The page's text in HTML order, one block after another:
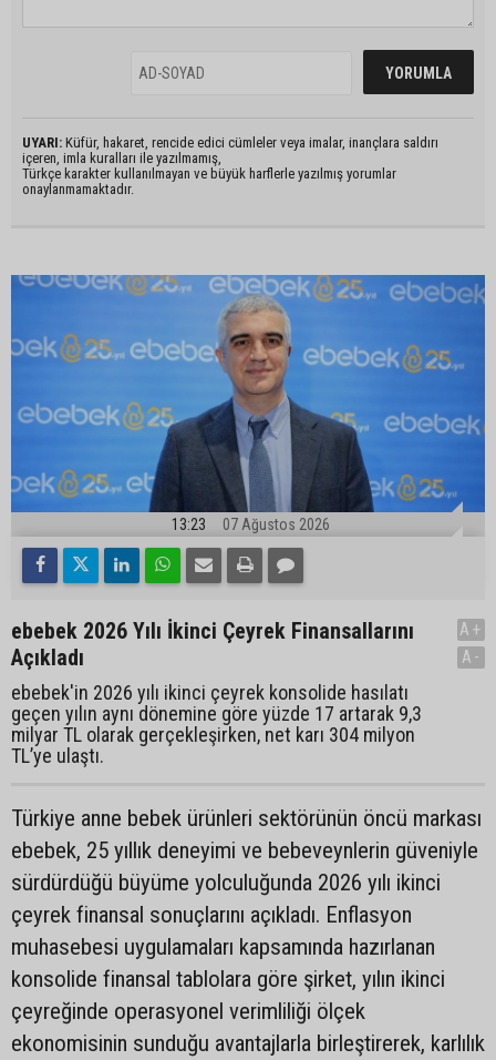
UYARI: Küfür, hakaret, rencide edici cümleler veya imalar, inançlara saldırı
içeren, imla kuralları ile yazılmamış,
Türkçe karakter kullanılmayan ve büyük harflerle yazılmış yorumlar
onaylanmamaktadır.
13:23 07 Ağustos 2026
ebebek 2026 Yılı İkinci Çeyrek Finansallarını
Açıkladı
ebebek'in 2026 yılı ikinci çeyrek konsolide hasılatı
geçen yılın aynı dönemine göre yüzde 17 artarak 9,3
milyar TL olarak gerçekleşirken, net karı 304 milyon
TL’ye ulaştı.
A+
A-
Türkiye anne bebek ürünleri sektörünün öncü markası
ebebek, 25 yıllık deneyimi ve bebeveynlerin güveniyle
sürdürdüğü büyüme yolculuğunda 2026 yılı ikinci
çeyrek finansal sonuçlarını açıkladı. Enflasyon
muhasebesi uygulamaları kapsamında hazırlanan
konsolide finansal tablolara göre şirket, yılın ikinci
çeyreğinde operasyonel verimliliği ölçek
ekonomisinin sunduğu avantajlarla birleştirerek, karlılık